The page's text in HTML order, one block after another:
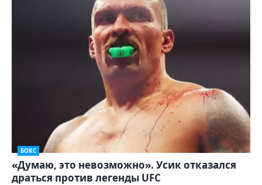
БОКС
«Думаю, это невозможно». Усик отказался
драться против легенды UFC